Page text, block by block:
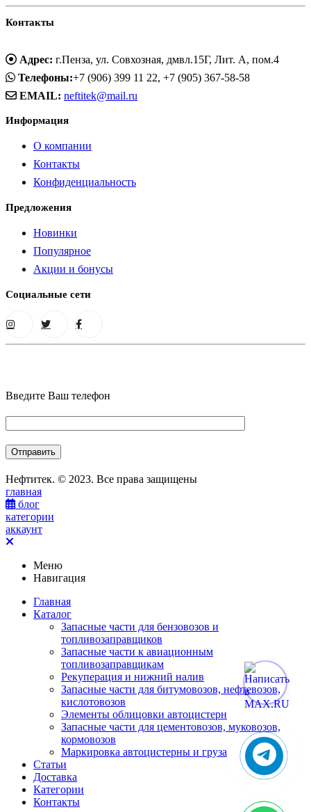
Контакты
Адрес: г.Пенза, ул. Совхозная, дмвл.15Г, Лит. А, пом.4
Телефоны:+7 (906) 399 11 22, +7 (905) 367-58-58
EMAIL: neftitek@mail.ru
Информация
О компании
Контакты
Конфиденциальность
Предложения
Новинки
Популярное
Акции и бонусы
Социальные сети
Введите Ваш телефон
Нефтитек. © 2023. Все права защищены
главная
блог
категории
аккаунт
Меню
Навигация
Главная
Каталог
Запасные части для бензовозов и
топливозаправщиков
Запасные части к авиационным
топливозаправщикам
Рекуперация и нижний налив
Запасные части для битумовозов, нефтевозов,
кислотовозов
Элементы облицовки автоцистерн
Запасные части для цементовозов, муковозов,
кормовозов
Маркировка автоцистерны и груза
Статьи
Доставка
Категории
Контакты